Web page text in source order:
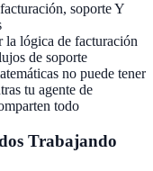
soporte Y
la lógica de facturación
de soporte
no puede tener
tu agente de
todo
Trabajando